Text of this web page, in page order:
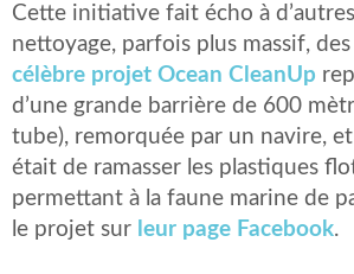
Cette initiative fait écho à
nettoyage, parfois plus massif, des
célèbre projet Ocean CleanUp
d’une grande barrière de 600
tube), remorquée par un navire,
était de ramasser les plastiques
permettant à la faune marine de
le projet sur leur page Facebook.